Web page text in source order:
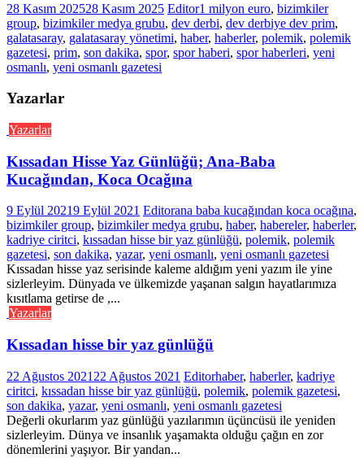
28 Kasım 202528 Kasım 2025 Editor1 milyon euro, bizimkiler
group, bizimkiler medya grubu, dev derbi, dev derbiye dev prim,
galatasaray, galatasaray yönetimi, haber, haberler, polemik, polemik
gazetesi, prim, son dakika, spor, spor haberi, spor haberleri, yeni
osmanlı, yeni osmanlı gazetesi
Yazarlar
Yazarlar
Kıssadan Hisse Yaz Günlüğü; Ana-Baba
Kucağından, Koca Ocağına
9 Eylül 20219 Eylül 2021 Editorana baba kucağından koca ocağına,
bizimkiler group, bizimkiler medya grubu, haber, habereler, haberler,
kadriye ciritci, kıssadan hisse bir yaz günlüğü, polemik, polemik
gazetesi, son dakika, yazar, yeni osmanlı, yeni osmanlı gazetesi
Kıssadan hisse yaz serisinde kaleme aldığım yeni yazım ile yine
sizlerleyim. Dünyada ve ülkemizde yaşanan salgın hayatlarımıza
kısıtlama getirse de ,...
Yazarlar
Kıssadan hisse bir yaz günlüğü
22 Ağustos 2021 22 Ağustos 2021 Editorhaber, haberler, kadriye
ciritci, kıssadan hisse bir yaz günlüğü, polemik, polemik gazetesi,
son dakika, yazar, yeni osmanlı, yeni osmanlı gazetesi
Değerli okurlarım yaz günlüğü yazılarımın üçüncüsü ile yeniden
sizlerleyim. Dünya ve insanlık yaşamakta olduğu çağın en zor
dönemlerini yaşıyor. Bir yandan...